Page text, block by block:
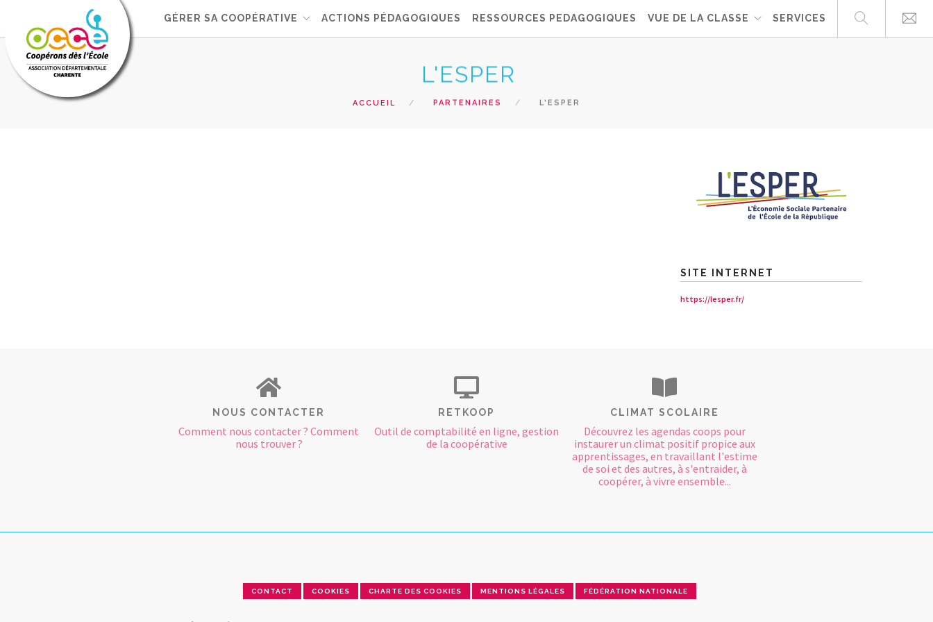
GÉRER SA COOPÉRATIVE ACTIONS PÉDAGOGIQUES RESSOURCES PEDAGOGIQUES VUE DE LA CLASSE SERVICES
L'ESPER
ACCUEIL PARTENAIRES L'ESPER
SITE INTERNET
https://lesper.fr/
NOUS CONTACTER
Comment nous contacter ? Comment
nous trouver ?
RETKOOP
Outil de comptabilité en ligne, gestion
de la coopérative
CLIMAT SCOLAIRE
Découvrez les agendas coops pour
instaurer un climat positif propice aux
apprentissages, en travaillant l'estime
de soi et des autres, à s'entraider, à
coopérer, à vivre ensemble...
CONTACT COOKIES CHARTE DES COOKIES MENTIONS LÉGALES FÉDÉRATION NATIONALE